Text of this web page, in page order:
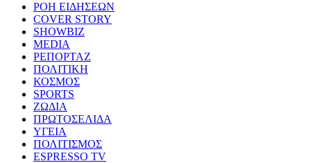
ΡΟΗ ΕΙΔΗΣΕΩΝ
COVER STORY
SHOWBIZ
MEDIA
ΡΕΠΟΡΤΑΖ
ΠΟΛΙΤΙΚΗ
ΚΟΣΜΟΣ
SPORTS
ΖΩΔΙΑ
ΠΡΩΤΟΣΕΛΙΔΑ
ΥΓΕΙΑ
ΠΟΛΙΤΙΣΜΟΣ
ESPRESSO TV